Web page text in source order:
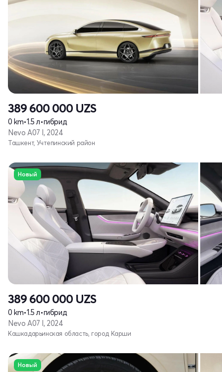
389 600 000 UZS
0 km•1.5 л•гибрид
Nevo A07 I, 2024
Ташкент, Учтепинский район
Новый
389 600 000 UZS
0 km•1.5 л•гибрид
Nevo A07 I, 2024
Кашкадарьинская область, город Карши
Новый